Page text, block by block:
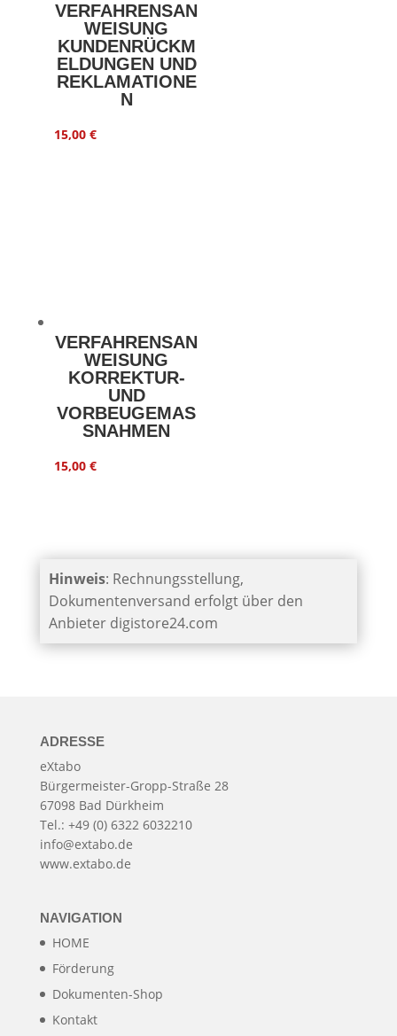
VERFAHRENSAN
WEISUNG
KUNDENRÜCKM
ELDUNGEN UND
REKLAMATIONE
N
15,00 €
VERFAHRENSAN
WEISUNG
KORREKTUR-
UND
VORBEUGEMASS
NAHMEN
15,00 €
Hinweis: Rechnungsstellung,
Dokumentenversand erfolgt über den
Anbieter digistore24.com
ADRESSE
eXtabo
Bürgermeister-Gropp-Straße 28
67098 Bad Dürkheim
Tel.: +49 (0) 6322 6032210
info@extabo.de
www.extabo.de
NAVIGATION
HOME
Förderung
Dokumenten-Shop
Kontakt